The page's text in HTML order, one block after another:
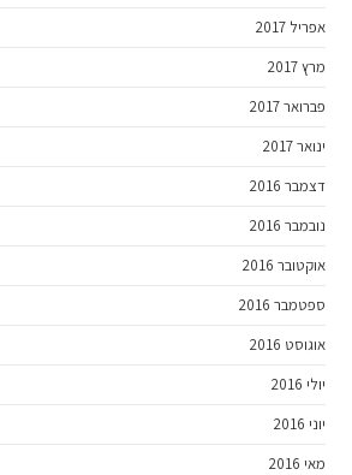
אפריל 2017
מרץ 2017
פברואר 2017
ינואר 2017
דצמבר 2016
נובמבר 2016
אוקטובר 2016
ספטמבר 2016
אוגוסט 2016
יולי 2016
יוני 2016
מאי 2016